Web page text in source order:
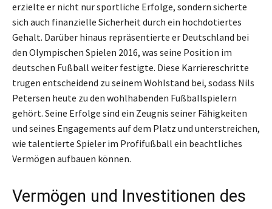
erzielte er nicht nur sportliche Erfolge, sondern sicherte
sich auch finanzielle Sicherheit durch ein hochdotiertes
Gehalt. Darüber hinaus repräsentierte er Deutschland bei
den Olympischen Spielen 2016, was seine Position im
deutschen Fußball weiter festigte. Diese Karriereschritte
trugen entscheidend zu seinem Wohlstand bei, sodass Nils
Petersen heute zu den wohlhabenden Fußballspielern
gehört. Seine Erfolge sind ein Zeugnis seiner Fähigkeiten
und seines Engagements auf dem Platz und unterstreichen,
wie talentierte Spieler im Profifußball ein beachtliches
Vermögen aufbauen können.
Vermögen und Investitionen des